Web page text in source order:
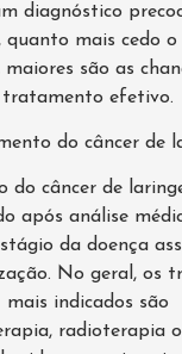
diagnóstico
quanto mais cedo
são as
tratamento efetivo.
do câncer de
câncer de
após análise
da doença
No geral, os
mais indicados são
radioterapia